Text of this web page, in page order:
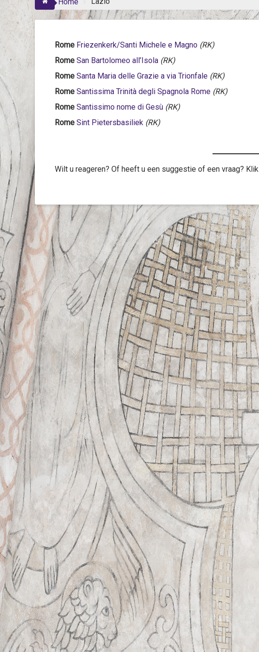
Rome Friezenkerk/Santi Michele e Magno (RK)
Rome San Bartolomeo all’Isola (RK)
Rome Santa Maria delle Grazie a via Trionfale (RK)
Rome Santissima Trinità degli Spagnola Rome (RK)
Rome Santissimo nome di Gesù (RK)
Rome Sint Pietersbasiliek (RK)
Wilt u reageren? Of heeft u een suggestie of een vraag? Klik